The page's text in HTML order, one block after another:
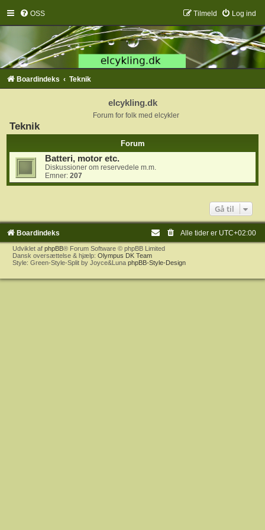
OSS Log ind
Tilmeld
Boardindeks Teknik
elcykling.dk
Forum for folk med elcykler
Teknik
Forum
Batteri, motor etc.
Diskussioner om reservedele m.m.
Emner: 207
Gå til
Boardindeks Alle tider er UTC+02:00
Udviklet af phpBB® Forum Software © phpBB Limited
Dansk oversættelse & hjælp: Olympus DK Team
Style: Green-Style-Split by Joyce&Luna phpBB-Style-Design